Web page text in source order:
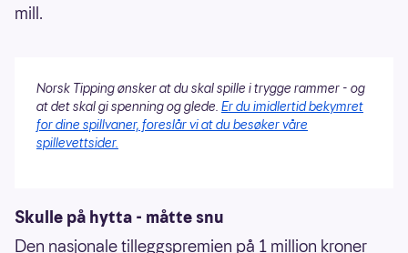
mill.
Norsk Tipping ønsker at du skal spille i trygge rammer - og
at det skal gi spenning og glede. Er du imidlertid bekymret
for dine spillvaner, foreslår vi at du besøker våre
spillevettsider.
Skulle på hytta - måtte snu
Den nasjonale tilleggspremien på 1 million kroner